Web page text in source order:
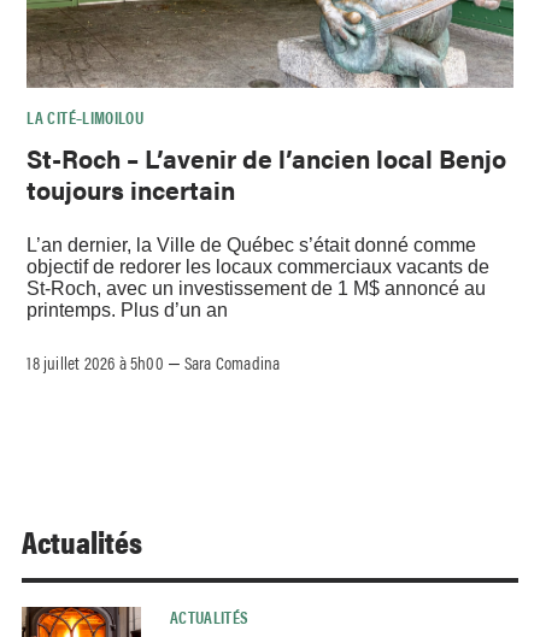
LA CITÉ–LIMOILOU
St-Roch – L’avenir de l’ancien local Benjo
toujours incertain
L’an dernier, la Ville de Québec s’était donné comme
objectif de redorer les locaux commerciaux vacants de
St-Roch, avec un investissement de 1 M$ annoncé au
printemps. Plus d’un an
18 juillet 2026 à 5h00 – Sara Comadina
Actualités
ACTUALITÉS